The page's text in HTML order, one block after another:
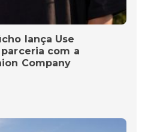
lança Use
com a
Company